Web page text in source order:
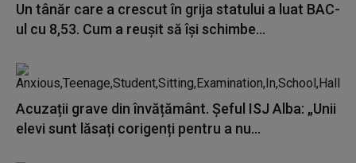
Un tânăr care a crescut în grija statului a luat BAC-
ul cu 8,53. Cum a reușit să își schimbe...
Acuzații grave din învățământ. Șeful ISJ Alba: „Unii
elevi sunt lăsați corigenți pentru a nu...